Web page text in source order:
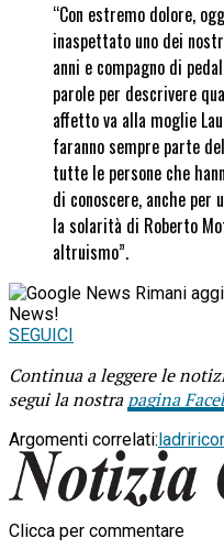
“Con estremo dolore,
inaspettato uno dei
anni e compagno di
parole per descrivere
affetto va alla moglie
faranno sempre parte
tutte le persone che
di conoscere, anche per
la solarità di Roberto
altruismo”.
Rimani
News!
SEGUICI
Continua a leggere le
segui la nostrapagina
Argomenti correlati: ladri
Clicca per commentare